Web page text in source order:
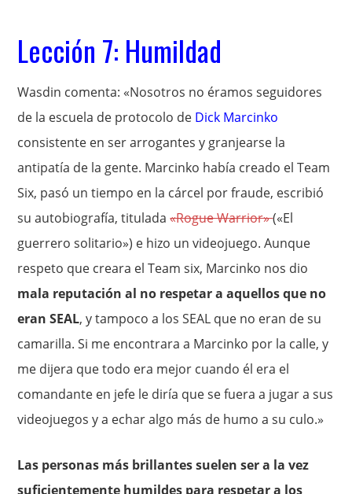
Lección 7: Humildad
Wasdin comenta: «Nosotros no éramos seguidores
de la escuela de protocolo de Dick Marcinko
consistente en ser arrogantes y granjearse la
antipatía de la gente. Marcinko había creado el Team
Six, pasó un tiempo en la cárcel por fraude, escribió
su autobiografía, titulada«Rogue Warrior»(«El
guerrero solitario») e hizo un videojuego. Aunque
respeto que creara el Team six, Marcinko nos dio
mala reputación al no respetar a aquellos que no
eran SEAL, y tampoco a los SEAL que no eran de su
camarilla. Si me encontrara a Marcinko por la calle, y
me dijera que todo era mejor cuando él era el
comandante en jefe le diría que se fuera a jugar a sus
videojuegos y a echar algo más de humo a su culo.»
Las personas más brillantes suelen ser a la vez
suficientemente humildes para respetar a los